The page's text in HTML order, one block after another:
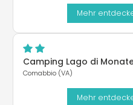
Mehr
Camping Lago di
Comabbio (VA)
Mehr